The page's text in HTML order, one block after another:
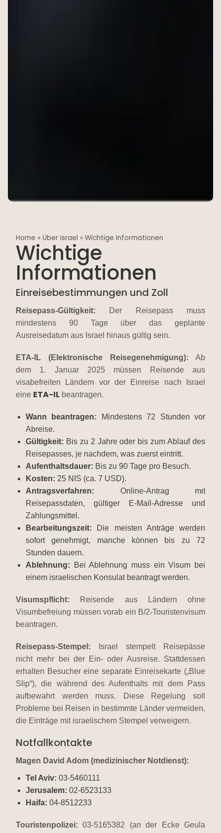
Home » Über Israel » Wichtige Informationen
Wichtige
Informationen
Einreisebestimmungen und Zoll
Reisepass-Gültigkeit: Der Reisepass muss
mindestens 90 Tage über das geplante
Ausreisedatum aus Israel hinaus gültig sein.
ETA-IL (Elektronische Reisegenehmigung): Ab
dem 1. Januar 2025 müssen Reisende aus
visabefreiten Ländern vor der Einreise nach Israel
eine ETA-IL beantragen.
Wann beantragen: Mindestens 72 Stunden vor
Abreise.
Gültigkeit: Bis zu 2 Jahre oder bis zum Ablauf des
Reisepasses, je nachdem, was zuerst eintritt.
Aufenthaltsdauer: Bis zu 90 Tage pro Besuch.
Kosten: 25 NIS (ca. 7 USD).
Antragsverfahren: Online-Antrag mit
Reisepassdaten, gültiger E-Mail-Adresse und
Zahlungsmittel.
Bearbeitungszeit: Die meisten Anträge werden
sofort genehmigt, manche können bis zu 72
Stunden dauern.
Ablehnung: Bei Ablehnung muss ein Visum bei
einem israelischen Konsulat beantragt werden.
Visumspflicht: Reisende aus Ländern ohne
Visumbefreiung müssen vorab ein B/2-Touristenvisum
beantragen.
Reisepass-Stempel: Israel stempelt Reisepässe
nicht mehr bei der Ein- oder Ausreise. Stattdessen
erhalten Besucher eine separate Einreisekarte („Blue
Slip“), die während des Aufenthalts mit dem Pass
aufbewahrt werden muss. Diese Regelung soll
Probleme bei Reisen in bestimmte Länder vermeiden,
die Einträge mit israelischem Stempel verweigern.
Notfallkontakte
Magen David Adom (medizinischer Notdienst):
Tel Aviv: 03-5460111
Jerusalem: 02-6523133
Haifa: 04-8512233
Touristenpolizei: 03-5165382 (an der Ecke Geula